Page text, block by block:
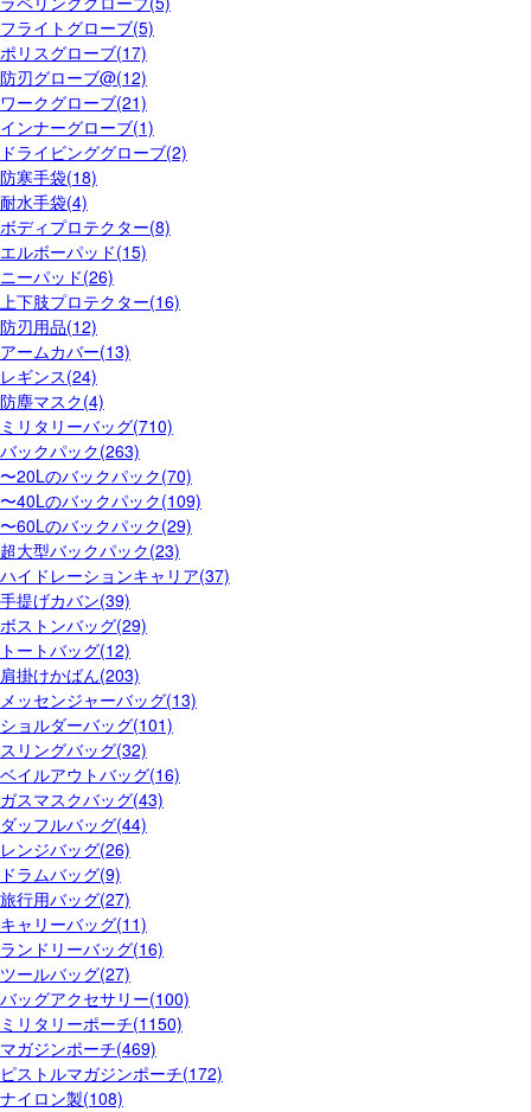
フライトグローブ(5)
ポリスグローブ(17)
防刃グローブ@(12)
ワークグローブ(21)
インナーグローブ(1)
ドライビンググローブ(2)
防寒手袋(18)
耐水手袋(4)
ボディプロテクター(8)
エルボーパッド(15)
ニーパッド(26)
上下肢プロテクター(16)
防刃用品(12)
アームカバー(13)
レギンス(24)
防塵マスク(4)
ミリタリーバッグ(710)
バックパック(263)
〜20Lのバックパック(70)
〜40Lのバックパック(109)
〜60Lのバックパック(29)
超大型バックパック(23)
ハイドレーションキャリア(37)
手提げカバン(39)
ボストンバッグ(29)
トートバッグ(12)
肩掛けかばん(203)
メッセンジャーバッグ(13)
ショルダーバッグ(101)
スリングバッグ(32)
ベイルアウトバッグ(16)
ガスマスクバッグ(43)
ダッフルバッグ(44)
レンジバッグ(26)
ドラムバッグ(9)
旅行用バッグ(27)
キャリーバッグ(11)
ランドリーバッグ(16)
ツールバッグ(27)
バッグアクセサリー(100)
ミリタリーポーチ(1150)
マガジンポーチ(469)
ピストルマガジンポーチ(172)
ナイロン製(108)